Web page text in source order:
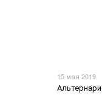
15 мая 2019